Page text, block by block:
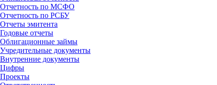
Отчетность по МСФО
Отчетность по РСБУ
Отчеты эмитента
Годовые отчеты
Облигационные займы
Учредительные документы
Внутренние документы
Цифры
Проекты